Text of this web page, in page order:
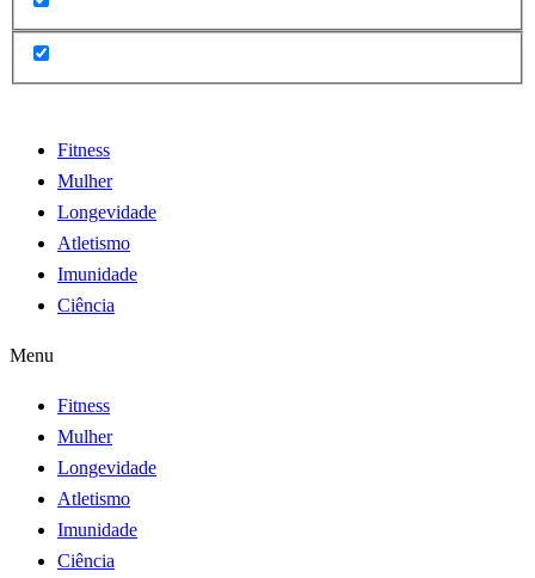
Fitness
Mulher
Longevidade
Atletismo
Imunidade
Ciência
Menu
Fitness
Mulher
Longevidade
Atletismo
Imunidade
Ciência